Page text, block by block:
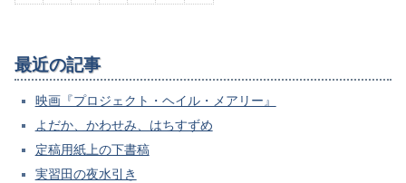
最近の記事
映画『プロジェクト・ヘイル・メアリー』
よだか、かわせみ、はちすずめ
定稿用紙上の下書稿
実習田の夜水引き